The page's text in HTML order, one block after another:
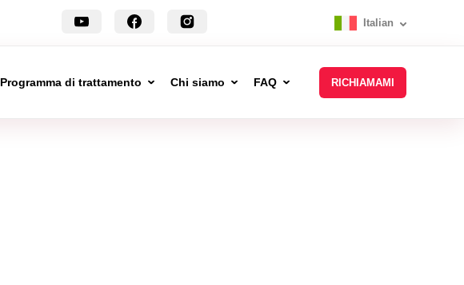
Italian
Programma di trattamento Chi siamo FAQ RICHIAMAMI